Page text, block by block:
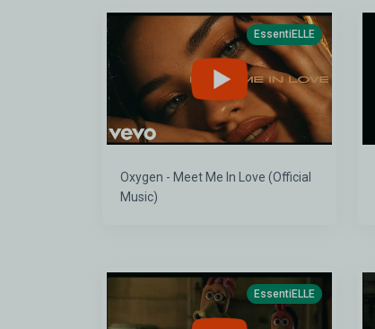
EssentiELLE
Oxygen - Meet Me In Love (Official
Music)
EssentiELLE